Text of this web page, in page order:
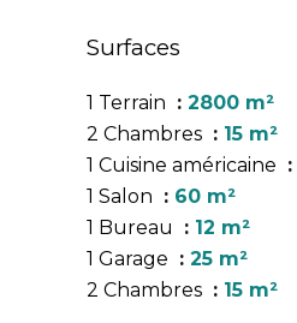
Surfaces
1 Terrain
2800 m²
2 Chambres
15 m²
1 Cuisine américaine
1 Salon
60 m²
1 Bureau
12 m²
1 Garage
25 m²
2 Chambres
15 m²